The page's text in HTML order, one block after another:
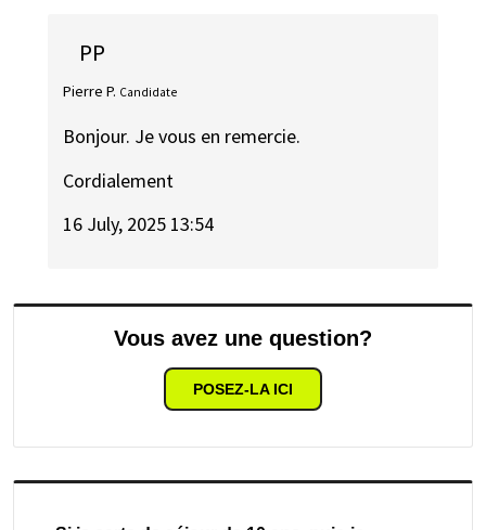
PP
Pierre P. Candidate
Bonjour. Je vous en remercie.
Cordialement
16 July, 2025 13:54
Vous avez une question?
POSEZ-LA ICI